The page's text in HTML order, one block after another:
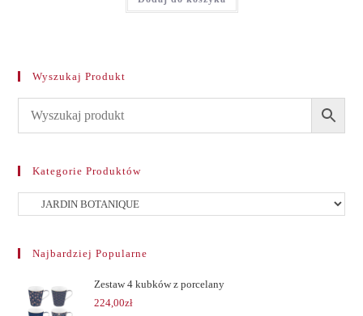
Wyszukaj Produkt
Kategorie Produktów
Najbardziej Popularne
Zestaw 4 kubków z porcelany
224,00zł